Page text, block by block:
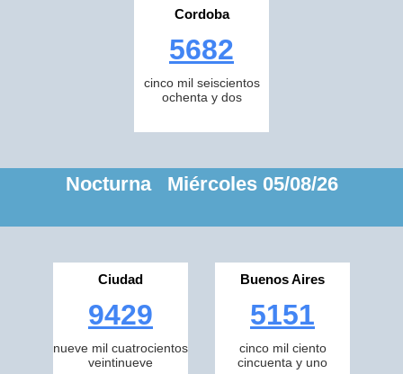
Cordoba
5682
cinco mil seiscientos
ochenta y dos
Nocturna Miércoles 05/08/26
Ciudad
9429
nueve mil cuatrocientos
veintinueve
Buenos Aires
5151
cinco mil ciento
cincuenta y uno